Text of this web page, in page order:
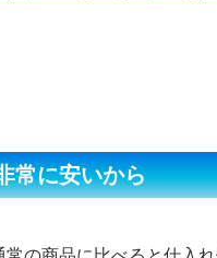
常に安いから